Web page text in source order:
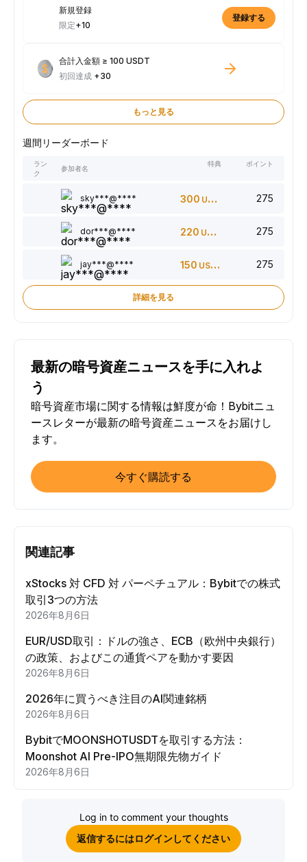
新規登録
限定+10
登録する
合計入金額 ≥ 100 USDT
初回達成 +30
もっと見る
週間リーダーボード
ラン
ク
参加者名
特典 ポイント
sky***@**** 300 USDT 275
dor***@**** 220 USDT 275
jay***@**** 150 USDT 275
詳細を見る
最新の暗号資産ニュースを手に入れよ
う
暗号資産市場に関する情報は鮮度が命！Bybitニュ
ースレターが最新の暗号資産ニュースをお届けし
ます。
今すぐ購読する
関連記事
xStocks 対 CFD 対 パーペチュアル：Bybitでの株式
取引3つの方法
2026年8月6日
EUR/USD取引：ドルの強さ、ECB（欧州中央銀行）
の政策、およびこの通貨ペアを動かす要因
2026年8月6日
2026年に買うべき注目のAI関連銘柄
2026年8月6日
BybitでMOONSHOTUSDTを取引する方法：
Moonshot AI Pre-IPO無期限先物ガイド
2026年8月6日
Log in to comment your thoughts
返信するにはログインしてください